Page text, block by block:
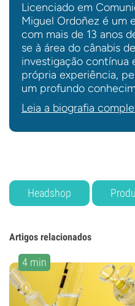
Licenciado em
Miguel Ordoñez é um
com mais de 13 anos
se à área do cânabis
investigação contínua
própria experiência,
um profundo
Leia a biografia
Headshop
Artigos relacionados
4 min